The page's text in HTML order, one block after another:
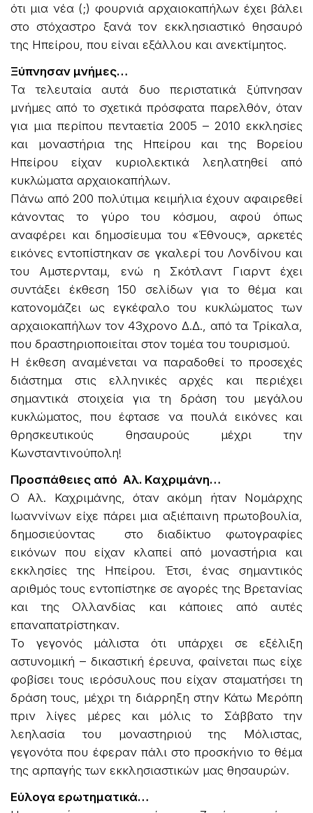
ότι μια νέα (;) φουρνιά αρχαιοκαπήλων έχει βάλει
στο στόχαστρο ξανά τον εκκλησιαστικό θησαυρό
της Ηπείρου, που είναι εξάλλου και ανεκτίμητος.
Ξύπνησαν μνήμες…
Τα τελευταία αυτά δυο περιστατικά ξύπνησαν
μνήμες από το σχετικά πρόσφατα παρελθόν, όταν
για μια περίπου πενταετία 2005 – 2010 εκκλησίες
και μοναστήρια της Ηπείρου και της Βορείου
Ηπείρου είχαν κυριολεκτικά λεηλατηθεί από
κυκλώματα αρχαιοκαπήλων.
Πάνω από 200 πολύτιμα κειμήλια έχουν αφαιρεθεί
κάνοντας το γύρο του κόσμου, αφού όπως
αναφέρει και δημοσίευμα του «Έθνους», αρκετές
εικόνες εντοπίστηκαν σε γκαλερί του Λονδίνου και
του Αμστερνταμ, ενώ η Σκότλαντ Γιαρντ έχει
συντάξει έκθεση 150 σελίδων για το θέμα και
κατονομάζει ως εγκέφαλο του κυκλώματος των
αρχαιοκαπήλων τον 43χρονο Δ.Δ., από τα Τρίκαλα,
που δραστηριοποιείται στον τομέα του τουρισμού.
Η έκθεση αναμένεται να παραδοθεί το προσεχές
διάστημα στις ελληνικές αρχές και περιέχει
σημαντικά στοιχεία για τη δράση του μεγάλου
κυκλώματος, που έφτασε να πουλά εικόνες και
θρησκευτικούς θησαυρούς μέχρι την
Κωνσταντινούπολη!
Προσπάθειες από Αλ. Καχριμάνη…
Ο Αλ. Καχριμάνης, όταν ακόμη ήταν Νομάρχης
Ιωαννίνων είχε πάρει μια αξιέπαινη πρωτοβουλία,
δημοσιεύοντας στο διαδίκτυο φωτογραφίες
εικόνων που είχαν κλαπεί από μοναστήρια και
εκκλησίες της Ηπείρου. Έτσι, ένας σημαντικός
αριθμός τους εντοπίστηκε σε αγορές της Βρετανίας
και της Ολλανδίας και κάποιες από αυτές
επαναπατρίστηκαν.
Το γεγονός μάλιστα ότι υπάρχει σε εξέλιξη
αστυνομική – δικαστική έρευνα, φαίνεται πως είχε
φοβίσει τους ιερόσυλους που είχαν σταματήσει τη
δράση τους, μέχρι τη διάρρηξη στην Κάτω Μερόπη
πριν λίγες μέρες και μόλις το Σάββατο την
λεηλασία του μοναστηριού της Μόλιστας,
γεγονότα που έφεραν πάλι στο προσκήνιο το θέμα
της αρπαγής των εκκλησιαστικών μας θησαυρών.
Εύλογα ερωτηματικά…